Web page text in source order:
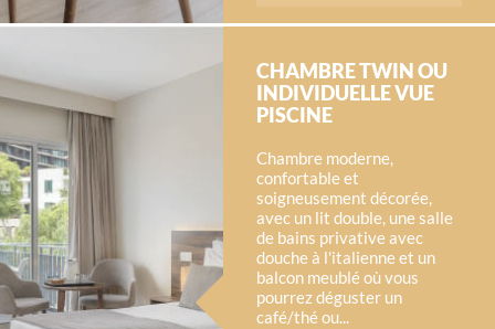
CHAMBRE TWIN OU
INDIVIDUELLE VUE
PISCINE
Chambre moderne,
confortable et
soigneusement décorée,
avec un lit double, une salle
de bains privative avec
douche à l'italienne et un
balcon meublé où vous
pourrez déguster un
café/thé ou...